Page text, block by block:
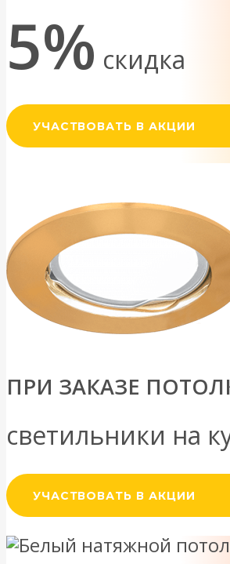
5% скидка
УЧАСТВОВАТЬ В АКЦИИ
ПРИ ЗАКАЗЕ
светильники на
УЧАСТВОВАТЬ В АКЦИИ